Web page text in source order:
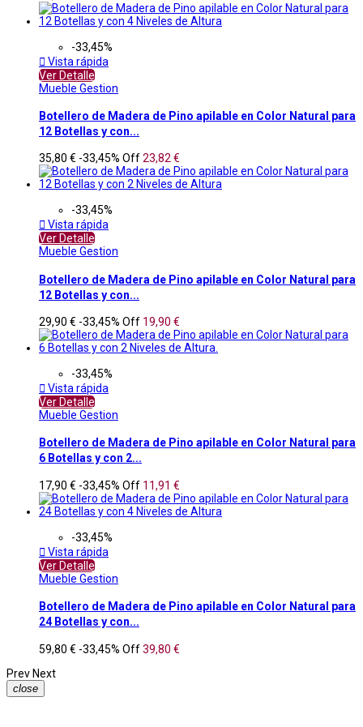
-33,45%
 Vista rápida
Ver Detalle
Mueble Gestion
Botellero de Madera de Pino apilable en Color Natural para
12 Botellas y con...
35,80 € -33,45% Off23,82 €
-33,45%
 Vista rápida
Ver Detalle
Mueble Gestion
Botellero de Madera de Pino apilable en Color Natural para
12 Botellas y con...
29,90 € -33,45% Off 19,90 €
-33,45%
 Vista rápida
Ver Detalle
Mueble Gestion
Botellero de Madera de Pino apilable en Color Natural para
6 Botellas y con 2...
17,90 € -33,45% Off 11,91 €
-33,45%
 Vista rápida
Ver Detalle
Mueble Gestion
Botellero de Madera de Pino apilable en Color Natural para
24 Botellas y con...
59,80 € -33,45% Off39,80 €
PrevNext
close